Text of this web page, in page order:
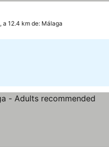
a 12.4 km de: Málaga